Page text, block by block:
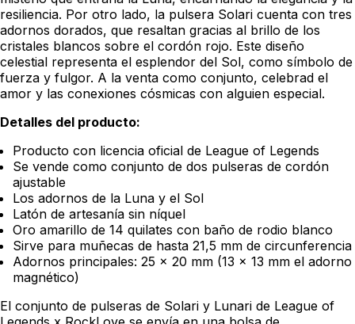
resiliencia. Por otro lado, la pulsera Solari cuenta con tres
adornos dorados, que resaltan gracias al brillo de los
cristales blancos sobre el cordón rojo. Este diseño
celestial representa el esplendor del Sol, como símbolo de
fuerza y fulgor. A la venta como conjunto, celebrad el
amor y las conexiones cósmicas con alguien especial.
Detalles del producto:
Producto con licencia oficial de League of Legends
Se vende como conjunto de dos pulseras de cordón
ajustable
Los adornos de la Luna y el Sol
Latón de artesanía sin níquel
Oro amarillo de 14 quilates con baño de rodio blanco
Sirve para muñecas de hasta 21,5 mm de circunferencia
Adornos principales: 25 x 20 mm (13 x 13 mm el adorno
magnético)
El conjunto de pulseras de Solari y Lunari de League of